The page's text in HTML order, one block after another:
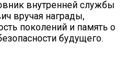
внутренней службы
вручая награды,
поколений и память о
будущего.